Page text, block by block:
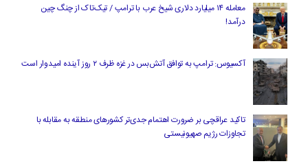
معامله ۱۴ میلیارد دلاری شیخ عرب با ترامپ / تیک‌تاک از چنگ چین
درآمد!
آکسیوس: ترامپ به توافق آتش‌بس در غزه ظرف ۲ روز آینده امیدوار است
تاکید عراقچی بر ضرورت اهتمام جدی‌تر کشورهای منطقه به مقابله با
تجاوزات رژیم صهیونیستی